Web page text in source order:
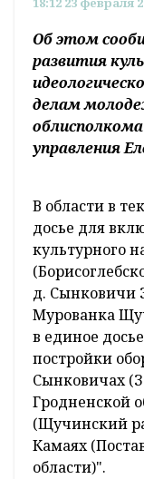
Об этом
развития
делам
управления
В области в
досье для
культурного
д. Сынковичи
Мурованка
в единое
постройки
Сынковичах
Гродненской
(Щучинский
Камаях
области)".